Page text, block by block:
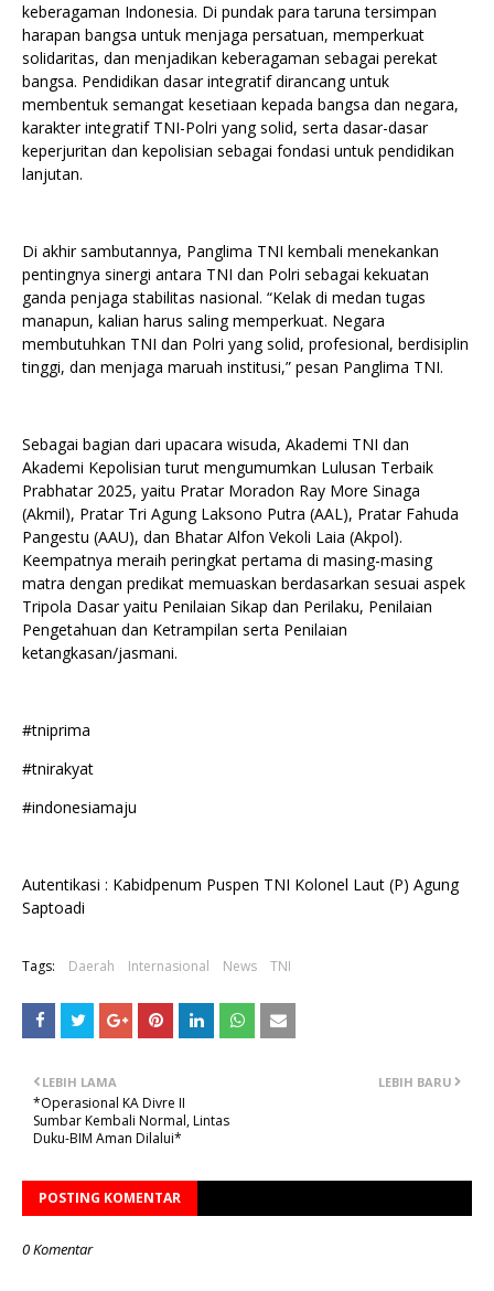
keberagaman Indonesia. Di pundak para taruna tersimpan
harapan bangsa untuk menjaga persatuan, memperkuat
solidaritas, dan menjadikan keberagaman sebagai perekat
bangsa. Pendidikan dasar integratif dirancang untuk
membentuk semangat kesetiaan kepada bangsa dan negara,
karakter integratif TNI-Polri yang solid, serta dasar-dasar
keperjuritan dan kepolisian sebagai fondasi untuk pendidikan
lanjutan.
Di akhir sambutannya, Panglima TNI kembali menekankan
pentingnya sinergi antara TNI dan Polri sebagai kekuatan
ganda penjaga stabilitas nasional. “Kelak di medan tugas
manapun, kalian harus saling memperkuat. Negara
membutuhkan TNI dan Polri yang solid, profesional, berdisiplin
tinggi, dan menjaga maruah institusi,” pesan Panglima TNI.
Sebagai bagian dari upacara wisuda, Akademi TNI dan
Akademi Kepolisian turut mengumumkan Lulusan Terbaik
Prabhatar 2025, yaitu Pratar Moradon Ray More Sinaga
(Akmil), Pratar Tri Agung Laksono Putra (AAL), Pratar Fahuda
Pangestu (AAU), dan Bhatar Alfon Vekoli Laia (Akpol).
Keempatnya meraih peringkat pertama di masing-masing
matra dengan predikat memuaskan berdasarkan sesuai aspek
Tripola Dasar yaitu Penilaian Sikap dan Perilaku, Penilaian
Pengetahuan dan Ketrampilan serta Penilaian
ketangkasan/jasmani.
#tniprima
#tnirakyat
#indonesiamaju
Autentikasi : Kabidpenum Puspen TNI Kolonel Laut (P) Agung
Saptoadi
Tags: Daerah Internasional News TNI
LEBIH BARU
LEBIH LAMA
*Operasional KA Divre II
Sumbar Kembali Normal, Lintas
Duku-BIM Aman Dilalui*
POSTING KOMENTAR
0 Komentar